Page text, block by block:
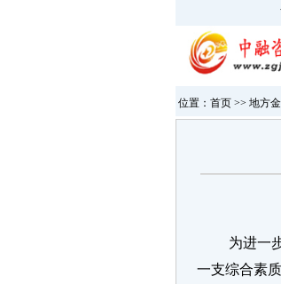
位置： 首页 >> 地方
为进一
一支综合素